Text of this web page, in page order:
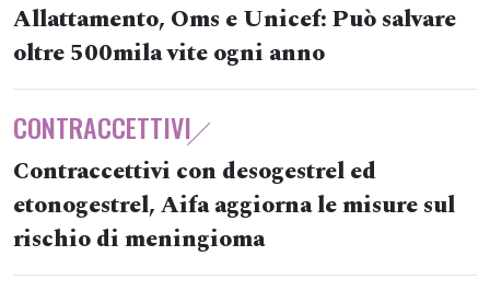
Allattamento, Oms e Unicef: Può salvare
oltre 500mila vite ogni anno
CONTRACCETTIVI
Contraccettivi con desogestrel ed
etonogestrel, Aifa aggiorna le misure sul
rischio di meningioma